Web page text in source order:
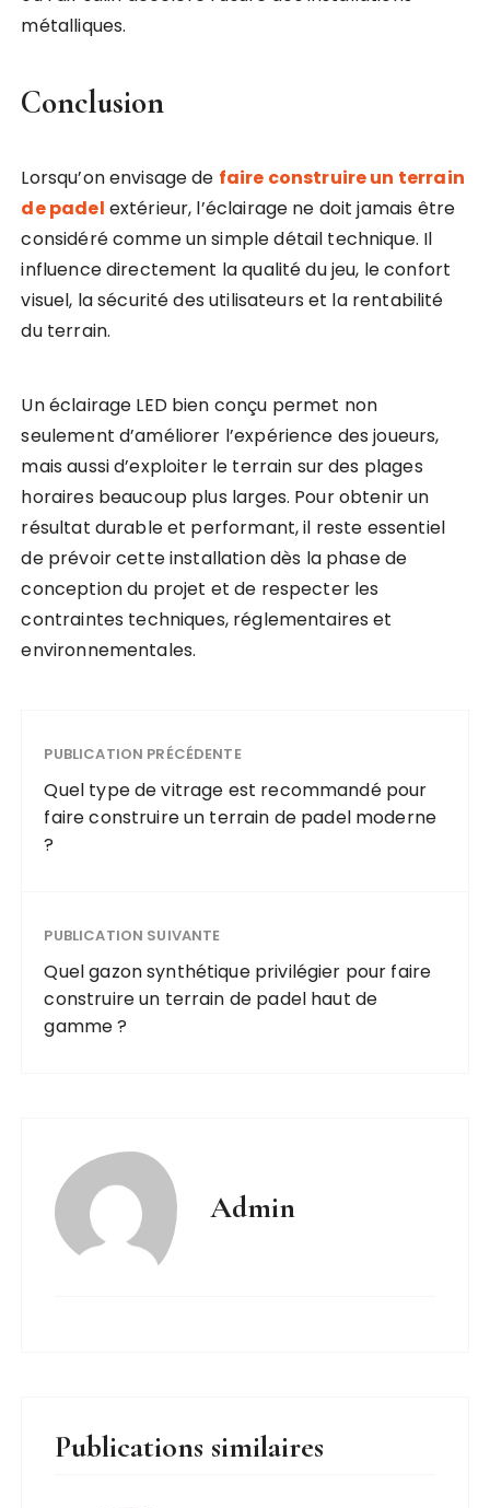
métalliques.
Conclusion
Lorsqu’on envisage de faire construire un terrain
de padel extérieur, l’éclairage ne doit jamais être
considéré comme un simple détail technique. Il
influence directement la qualité du jeu, le confort
visuel, la sécurité des utilisateurs et la rentabilité
du terrain.
Un éclairage LED bien conçu permet non
seulement d’améliorer l’expérience des joueurs,
mais aussi d’exploiter le terrain sur des plages
horaires beaucoup plus larges. Pour obtenir un
résultat durable et performant, il reste essentiel
de prévoir cette installation dès la phase de
conception du projet et de respecter les
contraintes techniques, réglementaires et
environnementales.
PUBLICATION PRÉCÉDENTE
Quel type de vitrage est recommandé pour
faire construire un terrain de padel moderne
?
PUBLICATION SUIVANTE
Quel gazon synthétique privilégier pour faire
construire un terrain de padel haut de
gamme ?
Admin
Publications similaires